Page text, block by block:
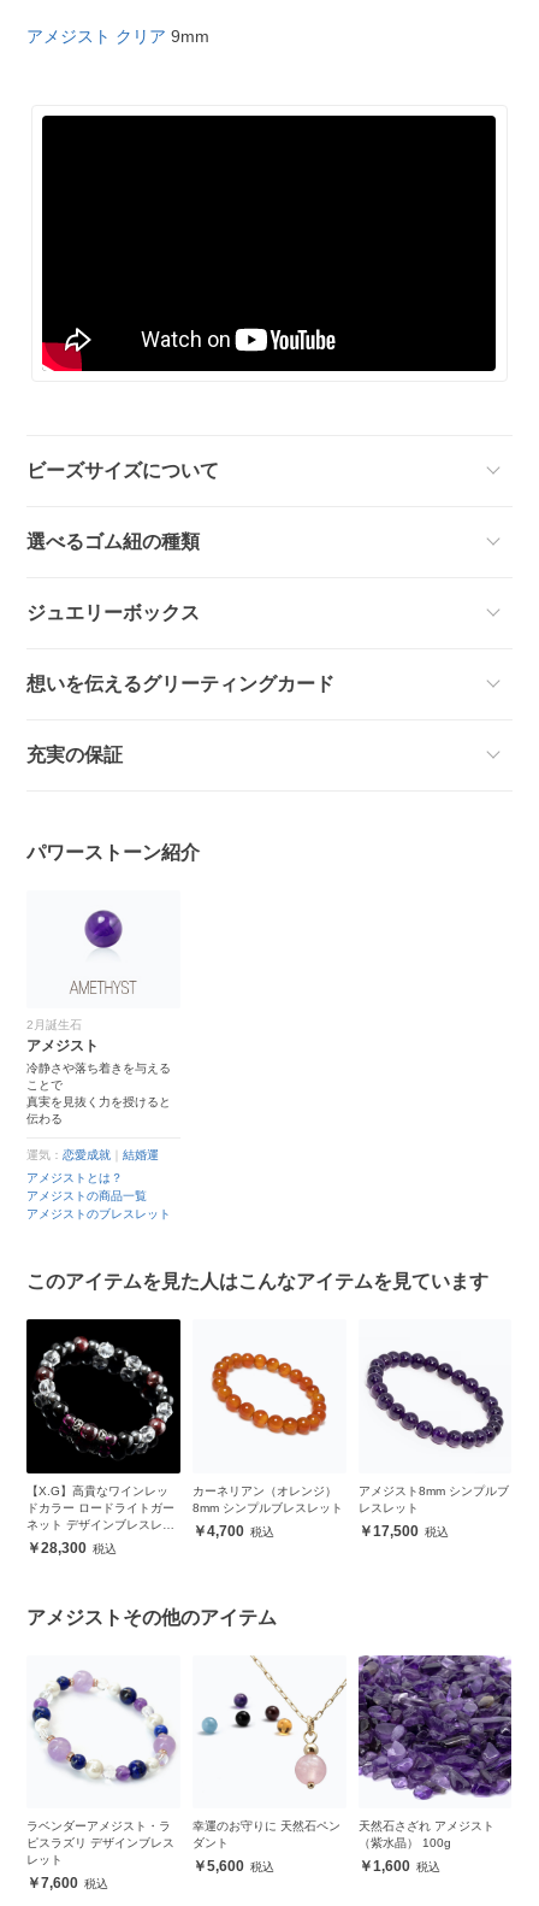
アメジスト クリア 9mm
ビーズサイズについて
選べるゴム紐の種類
ジュエリーボックス
想いを伝えるグリーティングカード
充実の保証
パワーストーン紹介
2月誕生石
アメジスト
冷静さや落ち着きを与える
ことで
真実を見抜く力を授けると
伝わる
運気：恋愛成就 ｜結婚運
アメジストとは？
アメジストの商品一覧
アメジストのブレスレット
このアイテムを見た人はこんなアイテムを見ています
【X.G】高貴なワインレッ
ドカラー ロードライトガー
ネット デザインブレスレッ
ト メンズ
28,300
カーネリアン（オレンジ）
8mm シンプルブレスレット
4,700
アメジスト8mm シンプルブ
レスレット
17,500
アメジストその他のアイテム
ラベンダーアメジスト・ラ
ピスラズリ デザインブレス
レット
7,600
幸運のお守りに 天然石ペン
ダント
5,600
天然石さざれ アメジスト
（紫水晶） 100g
1,600